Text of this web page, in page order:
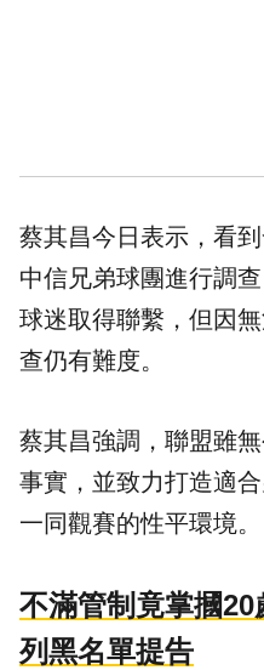
蔡其昌今日表示，看
中信兄弟球團進行調
球迷取得聯繫，但因
查仍有難度。
蔡其昌強調，聯盟雖
事實，並致力打造適
一同觀賽的性平環境。
不滿管制竟掌摑
列黑名單提告